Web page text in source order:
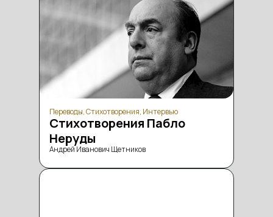
Переводы, Стихотворения, Интервью
Стихотворения Пабло
Неруды
Андрей Иванович Щетников